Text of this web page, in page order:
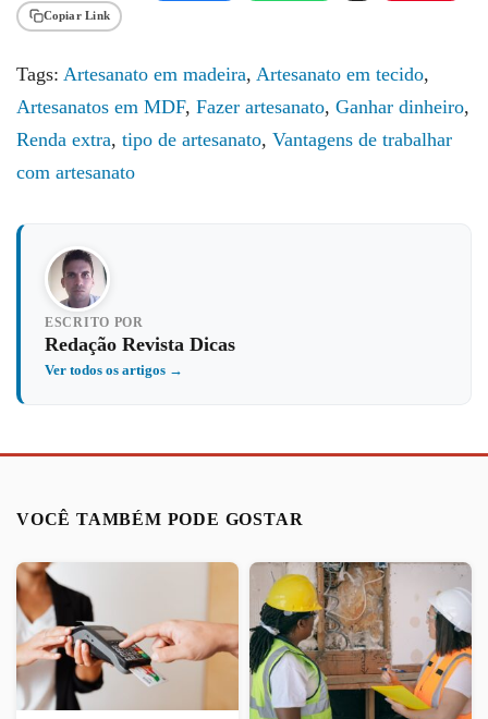
Copiar Link
Tags: Artesanato em madeira, Artesanato em tecido,
Artesanatos em MDF, Fazer artesanato, Ganhar dinheiro,
Renda extra, tipo de artesanato, Vantagens de trabalhar
com artesanato
ESCRITO POR
Redação Revista Dicas
Ver todos os artigos →
VOCÊ TAMBÉM PODE GOSTAR